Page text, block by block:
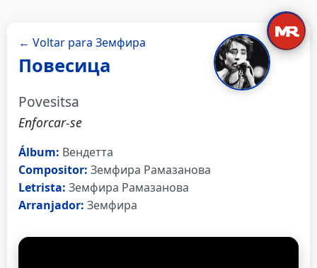
← Voltar para Земфира
Повесица
Povesitsa
Enforcar-se
Álbum: Вендетта
Compositor: Земфира Рамазанова
Letrista: Земфира Рамазанова
Arranjador: Земфира